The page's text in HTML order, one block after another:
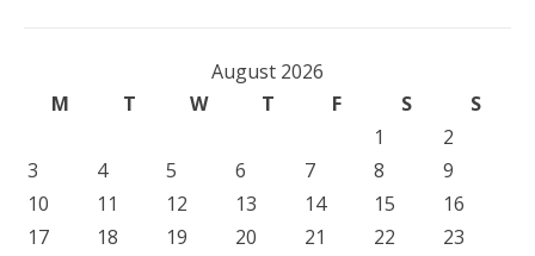
August 2026
M
T W T F S
S
1
2
3
4 5 6 7 8
9
10
11 12 13 14 15
16
17
18 19 20 21 22
23